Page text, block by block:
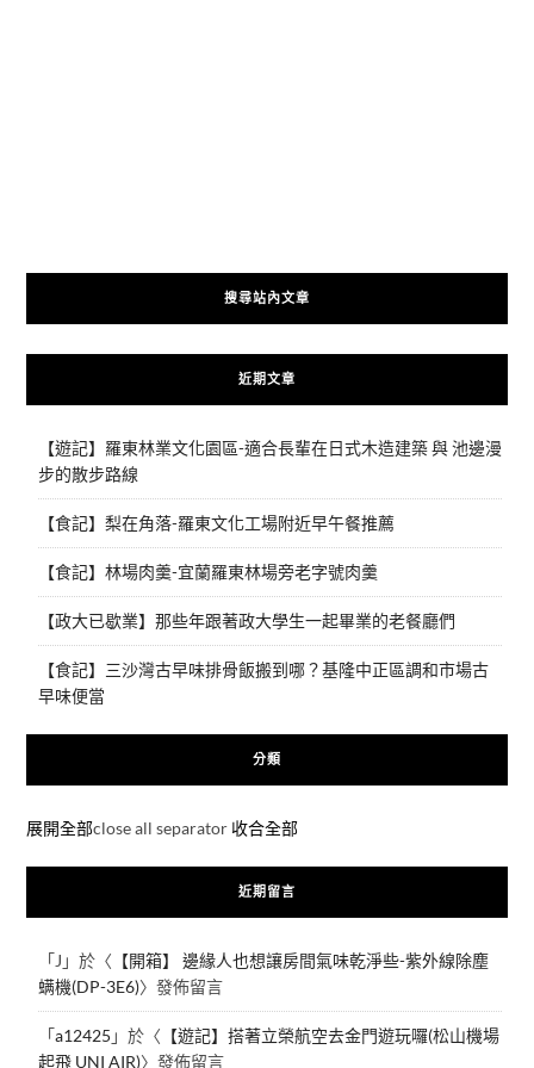
搜尋站內文章
近期文章
【遊記】羅東林業文化園區-適合長輩在日式木造建築 與 池邊漫
步的散步路線
【食記】梨在角落-羅東文化工場附近早午餐推薦
【食記】林場肉羹-宜蘭羅東林場旁老字號肉羹
【政大已歇業】那些年跟著政大學生一起畢業的老餐廳們
【食記】三沙灣古早味排骨飯搬到哪？基隆中正區調和市場古
早味便當
分類
展開全部close all separator 收合全部
近期留言
「J 」於〈 【開箱】 邊緣人也想讓房間氣味乾淨些-紫外線除塵
螨機(DP-3E6)〉發佈留言
「a12425 」於〈 【遊記】搭著立榮航空去金門遊玩囉(松山機場
起飛 UNI AIR)〉發佈留言